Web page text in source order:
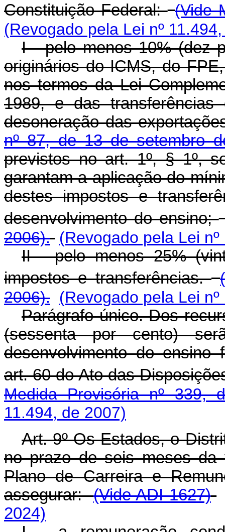
Constituição Federal: (Vide
(Revogado pela Lei nº
I - pelo menos 10% (dez
originários do ICMS, do
nos termos da Lei
1989, e das
desoneração das
nº 87, de 13 de setembro
previstos no art. 1º, § 1º,
garantam a aplicação do
destes impostos e
desenvolvimento do ensino;
2006). (Revogado pela Lei
II - pelo menos 25%
impostos e transferências.
2006). (Revogado pela Lei
Parágrafo único. Dos
(sessenta por cento)
desenvolvimento do ensino
art. 60 do Ato das
Medida Provisória nº 339,
11.494, de 2007)
Art. 9º Os Estados, o
no prazo de seis meses da
Plano de Carreira e
assegurar:(Vide ADI 1627)
2024)